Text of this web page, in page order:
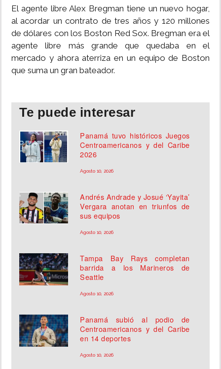
El agente libre Alex Bregman tiene un nuevo hogar,
al acordar un contrato de tres años y 120 millones
de dólares con los Boston Red Sox. Bregman era el
agente libre más grande que quedaba en el
mercado y ahora aterriza en un equipo de Boston
que suma un gran bateador.
Te puede interesar
Panamá tuvo históricos Juegos
Centroamericanos y del Caribe
2026
Agosto 10, 2026
Andrés Andrade y Josué ‘Yayita’
Vergara anotan en triunfos de
sus equipos
Agosto 10, 2026
Tampa Bay Rays completan
barrida a los Marineros de
Seattle
Agosto 10, 2026
Panamá subió al podio de
Centroamericanos y del Caribe
en 14 deportes
Agosto 10, 2026